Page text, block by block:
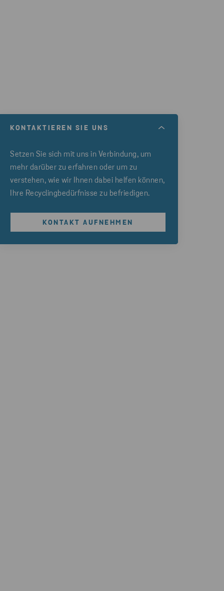
KONTAKTIEREN SIE UNS
Setzen Sie sich mit uns in Verbindung, um
mehr darüber zu erfahren oder um zu
verstehen, wie wir Ihnen dabei helfen können,
Ihre Recyclingbedürfnisse zu befriedigen.
KONTAKT AUFNEHMEN